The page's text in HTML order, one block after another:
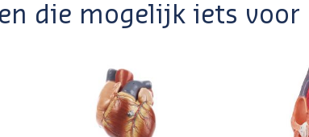
die mogelijk iets voor